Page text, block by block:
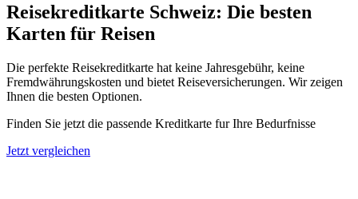
Reisekreditkarte Schweiz: Die besten
Karten für Reisen
Die perfekte Reisekreditkarte hat keine Jahresgebühr, keine
Fremdwährungskosten und bietet Reiseversicherungen. Wir zeigen
Ihnen die besten Optionen.
Finden Sie jetzt die passende Kreditkarte fur Ihre Bedurfnisse
Jetzt vergleichen